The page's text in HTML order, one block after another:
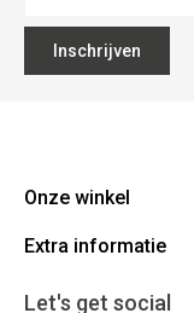
Inschrijven
Onze winkel
Lippenslaan 12
Route
Extra informatie
Algemene
Let's get social